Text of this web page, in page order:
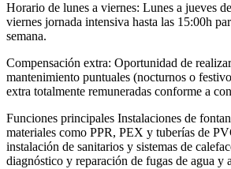
Horario de lunes a viernes: Lunes a jueves
viernes jornada intensiva hasta las 15:00h
semana.
Compensación extra: Oportunidad de
mantenimiento puntuales (nocturnos o
extra totalmente remuneradas conforme a
Funciones principales Instalaciones de
materiales como PPR, PEX y tuberías de
instalación de sanitarios y sistemas de
diagnóstico y reparación de fugas de agua y